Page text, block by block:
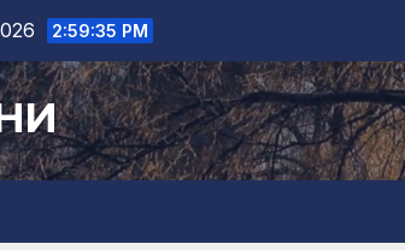
2:59:35 PM